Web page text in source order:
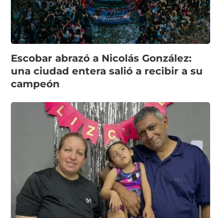
Escobar abrazó a Nicolás González:
una ciudad entera salió a recibir a su
campeón